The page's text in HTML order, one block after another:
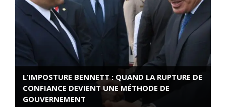
L’IMPOSTURE BENNETT : QUAND LA RUPTURE DE
CONFIANCE DEVIENT UNE MÉTHODE DE
GOUVERNEMENT